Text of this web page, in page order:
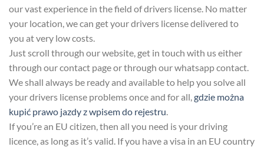
our vast experience in the field of drivers license. No matter
your location, we can get your drivers license delivered to
you at very low costs.
Just scroll through our website, get in touch with us either
through our contact page or through our whatsapp contact.
We shall always be ready and available to help you solve all
your drivers license problems once and for all,gdzie można
kupić prawo jazdy z wpisem do rejestru.
If you’re an EU citizen, then all you need is your driving
licence, as long as it’s valid. If you have a visa in an EU country